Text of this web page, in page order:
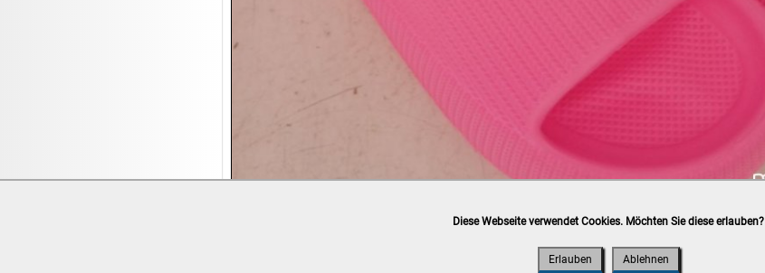
Vorabüberweisung, Barzahlung, Bankomat, Kreditkarte (vor Ort)
Diese Webseite verwendet Cookies. Möchten Sie diese erlauben?
Erlauben Ablehnen